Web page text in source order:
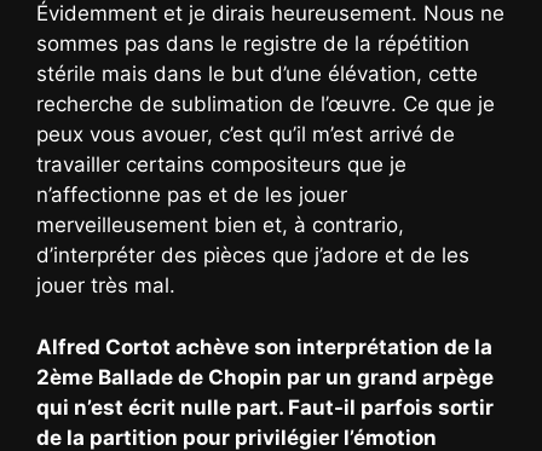
Évidemment et je dirais heureusement. Nous ne
sommes pas dans le registre de la répétition
stérile mais dans le but d’une élévation, cette
recherche de sublimation de l’œuvre. Ce que je
peux vous avouer, c’est qu’il m’est arrivé de
travailler certains compositeurs que je
n’affectionne pas et de les jouer
merveilleusement bien et, à contrario,
d’interpréter des pièces que j’adore et de les
jouer très mal.
Alfred Cortot achève son interprétation de la
2ème Ballade de Chopin par un grand arpège
qui n’est écrit nulle part. Faut-il parfois sortir
de la partition pour privilégier l’émotion